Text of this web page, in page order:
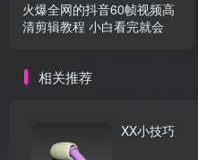
火爆全网的抖音60帧视频高
清剪辑教程 小白看完就会
相关推荐
XX小技巧